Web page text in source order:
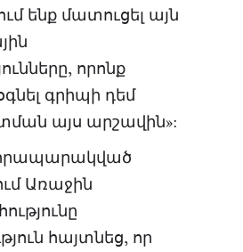
ենք մատուցել այն
որոնք
գրիպի դեմ
այս արշավին»:
հրապարակված
Առաջին
հայտնեց, որ